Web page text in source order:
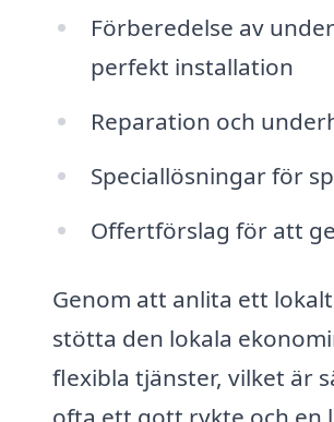
Förberedelse av
perfekt installation
Reparation och
Speciallösningar för
Offertförslag för att
Genom att anlita ett
stötta den lokala
flexibla tjänster, vilket är